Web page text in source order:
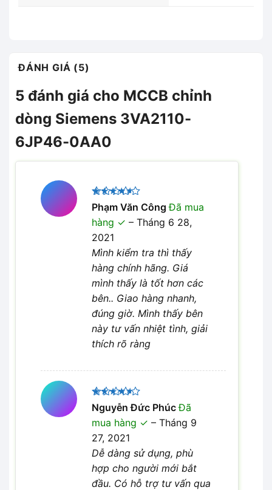
ĐÁNH GIÁ (5)
5 đánh giá cho MCCB chỉnh
dòng Siemens 3VA2110-
6JP46-0AA0
Được
xếp hạng
45 sao
Phạm Văn CôngĐã mua
hàng
– Tháng 6 28,
2021
Mình kiểm tra thì thấy
hàng chính hãng. Giá
mình thấy là tốt hơn các
bên.. Giao hàng nhanh,
đúng giờ. Mình thấy bên
này tư vấn nhiệt tình, giải
thích rõ ràng
Được
xếp hạng
45 sao
Nguyễn Đức PhúcĐã
mua hàng
– Tháng 9
27, 2021
Dễ dàng sử dụng, phù
hợp cho người mới bắt
đầu. Có hỗ trợ tư vấn qua